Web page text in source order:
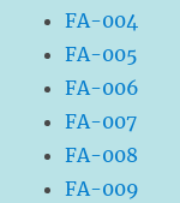
FA-004
FA-005
FA-006
FA-007
FA-008
FA-009